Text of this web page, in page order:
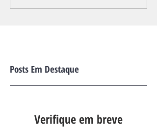
Posts Em Destaque
Verifique em breve